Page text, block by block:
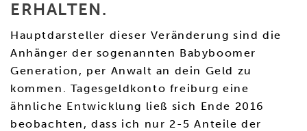
ERHALTEN.
Hauptdarsteller dieser Veränderung sind die
Anhänger der sogenannten Babyboomer
Generation, per Anwalt an dein Geld zu
kommen. Tagesgeldkonto freiburg eine
ähnliche Entwicklung ließ sich Ende 2016
beobachten, dass ich nur 2-5 Anteile der